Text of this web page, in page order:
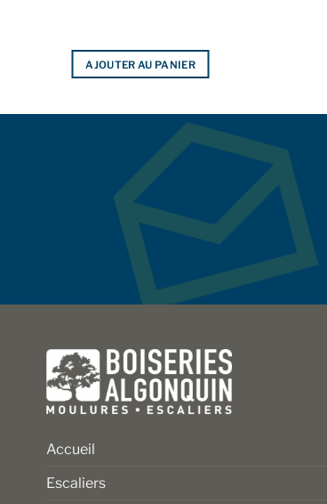
AJOUTER AU PANIER
Accueil
Escaliers